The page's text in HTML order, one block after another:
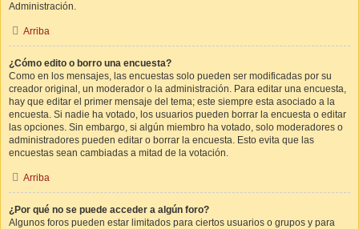
Administración.
Arriba
¿Cómo edito o borro una encuesta?
Como en los mensajes, las encuestas solo pueden ser modificadas por su
creador original, un moderador o la administración. Para editar una encuesta,
hay que editar el primer mensaje del tema; este siempre esta asociado a la
encuesta. Si nadie ha votado, los usuarios pueden borrar la encuesta o editar
las opciones. Sin embargo, si algún miembro ha votado, solo moderadores o
administradores pueden editar o borrar la encuesta. Esto evita que las
encuestas sean cambiadas a mitad de la votación.
Arriba
¿Por qué no se puede acceder a algún foro?
Algunos foros pueden estar limitados para ciertos usuarios o grupos y para